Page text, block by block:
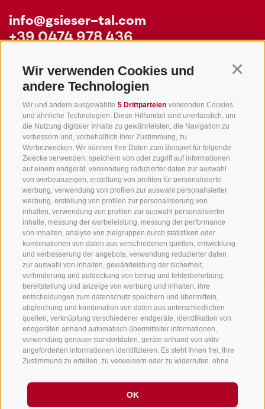
Wir verwenden Cookies und
andere Technologien
Wir und andere ausgewählte 5 Drittparteien verwenden Cookies
und ähnliche Technologien. Diese Hilfsmittel sind unerlässlich, um
die Nutzung digitaler Inhalte zu gewährleisten, die Navigation zu
verbessern und, vorbehaltlich Ihrer Zustimmung, zu
Werbezwecken. Wir können Ihre Daten zum Beispiel für folgende
Zwecke verwenden: speichern von oder zugriff auf informationen
auf einem endgerät, verwendung reduzierter daten zur auswahl
von werbeanzeigen, erstellung von profilen für personalisierte
werbung, verwendung von profilen zur auswahl personalisierter
werbung, erstellung von profilen zur personalisierung von
inhalten, verwendung von profilen zur auswahl personalisierter
inhalte, messung der werbeleistung, messung der performance
von inhalten, analyse von zielgruppen durch statistiken oder
kombinationen von daten aus verschiedenen quellen, entwicklung
und verbesserung der angebote, verwendung reduzierter daten
zur auswahl von inhalten, gewährleistung der sicherheit,
verhinderung und aufdeckung von betrug und fehlerbehebung,
bereitstellung und anzeige von werbung und inhalten, ihre
entscheidungen zum datenschutz speichern und übermitteln,
abgleichung und kombination von daten aus unterschiedlichen
quellen, verknüpfung verschiedener endgeräte, identifikation von
endgeräten anhand automatisch übermittelter informationen,
verwendung genauer standortdaten, geräte anhand von aktiv
angeforderten informationen identifizieren. Es steht Ihnen frei, Ihre
Zustimmung zu erteilen, zu verweigern oder zu widerrufen, ohne
„Cookies akzeptieren" klicken, erklären Sie sich mit der
Verwendung von Cookies und ähnlichen Tools einverstanden.
Verwenden Sie die Schaltfläche „Einstellungen verwalten", um
OK
info@gsieser-tal.com
+39 0474 978 436
Tourismusgenossenschaft Gsiesertal - Welsberg - Taisten in
Südtirol
St. Martin 10a
I-39030 Gsiesertal
Sei jederzeit informiert und up to date!
NEWSLETTER
Unterkünfte
Residence/Ferienwohnung
Themen Service
GuestPass